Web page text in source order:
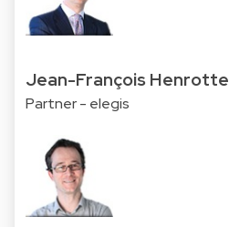
Jean-François Henrotte
Partner - elegis